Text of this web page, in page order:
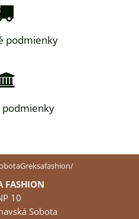
podmienky
podmienky
FASHION
10
Sobota